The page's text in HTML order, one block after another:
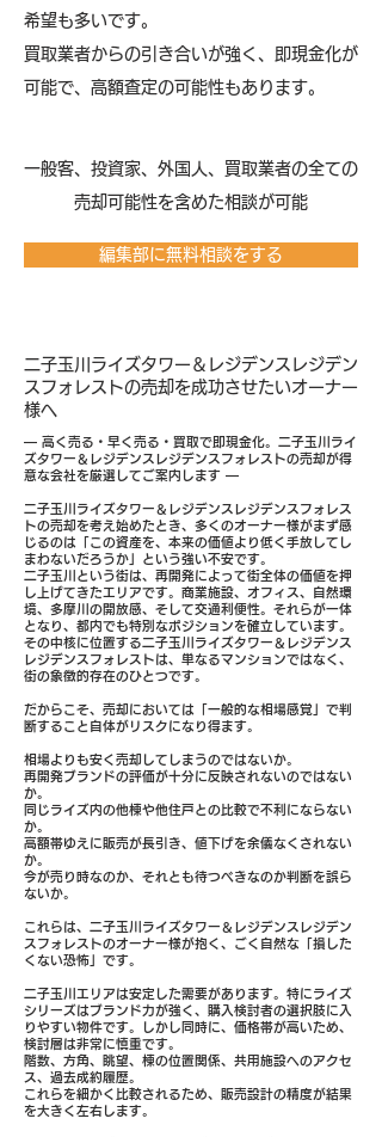
希望も多いです。
買取業者からの引き合いが強く、即現金化が
可能で、高額査定の可能性もあります。
​一般客、投資家、外国人、買取業者の全ての
売却可能性を含めた相談が可能
編集部に無料相談をする
二子玉川ライズタワー＆レジデンスレジデン
スフォレストの売却を成功させたいオーナー
様へ
― 高く売る・早く売る・買取で即現金化。二子玉川ライ
ズタワー＆レジデンスレジデンスフォレストの売却が得
意な会社を厳選してご案内します ―
二子玉川ライズタワー＆レジデンスレジデンスフォレス
トの売却を考え始めたとき、多くのオーナー様がまず感
じるのは「この資産を、本来の価値より低く手放してし
まわないだろうか」という強い不安です。
二子玉川という街は、再開発によって街全体の価値を押
し上げてきたエリアです。商業施設、オフィス、自然環
境、多摩川の開放感、そして交通利便性。それらが一体
となり、都内でも特別なポジションを確立しています。
その中核に位置する二子玉川ライズタワー＆レジデンス
レジデンスフォレストは、単なるマンションではなく、
街の象徴的存在のひとつです。
だからこそ、売却においては「一般的な相場感覚」で判
断すること自体がリスクになり得ます。
相場よりも安く売却してしまうのではないか。
再開発ブランドの評価が十分に反映されないのではない
か。
同じライズ内の他棟や他住戸との比較で不利にならない
か。
高額帯ゆえに販売が長引き、値下げを余儀なくされない
か。
今が売り時なのか、それとも待つべきなのか判断を誤ら
ないか。
これらは、二子玉川ライズタワー＆レジデンスレジデン
スフォレストのオーナー様が抱く、ごく自然な「損した
くない恐怖」です。
二子玉川エリアは安定した需要があります。特にライズ
シリーズはブランド力が強く、購入検討者の選択肢に入
りやすい物件です。しかし同時に、価格帯が高いため、
検討層は非常に慎重です。
階数、方角、眺望、棟の位置関係、共用施設へのアクセ
ス、過去成約履歴。
これらを細かく比較されるため、販売設計の精度が結果
を大きく左右します。